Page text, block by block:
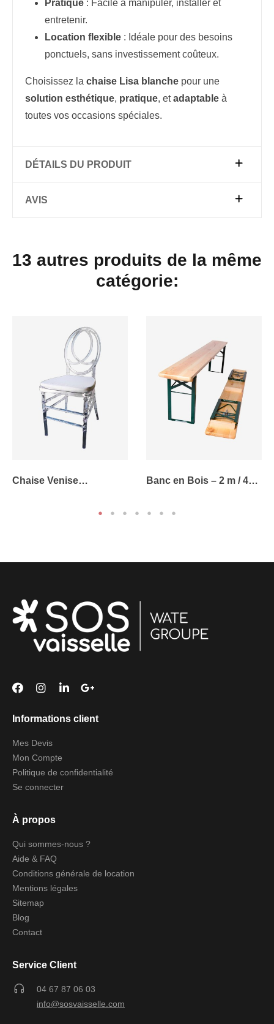
Pratique : Facile à manipuler, installer et
entretenir.
Location flexible : Idéale pour des besoins
ponctuels, sans investissement coûteux.
Choisissez la chaise Lisa blanche pour une
solution esthétique, pratique, etadaptable à
toutes vos occasions spéciales.
DÉTAILS DU PRODUIT
AVIS
13 autres produits de la même
catégorie:
Chaise Venise
Banc en Bois – 2 m / 4
Brasserie)
Informations client
Mes Devis
Mon Compte
Politique de confidentialité
Se connecter
À propos
Qui sommes-nous ?
Aide & FAQ
Conditions générale de location
Mentions légales
Sitemap
Blog
Contact
Service Client
04 67 87 06 03
info@sosvaisselle.com